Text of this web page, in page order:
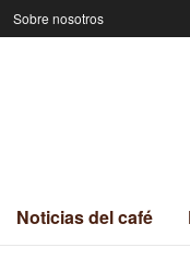
Sobre nosotros
Noticias del café